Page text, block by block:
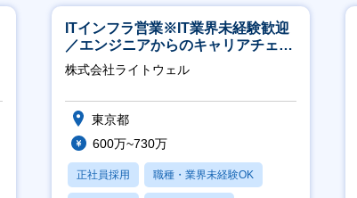
ITインフラ営業※IT業界未経験歓迎
／エンジニアからのキャリアチェン
ジ可※【週3～4日リモート可能】
株式会社ライトウェル
東京都
600万~730万
正社員採用 職種・業界未経験OK